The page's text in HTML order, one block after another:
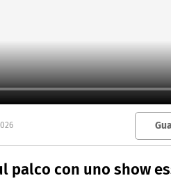
palco con uno show